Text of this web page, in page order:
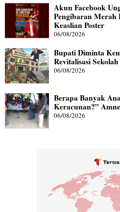
Akun Facebook
Pengibaran Merah
Keaslian Poster
06/08/2026
Bupati Diminta
Revitalisasi
06/08/2026
Berapa Banyak
Keracunan?”
06/08/2026